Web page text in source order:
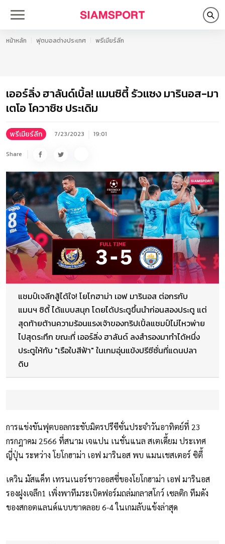
หน้าหลัก ฟุตบอลต่างประเทศ พรีเมียร์ลีก
เออร์ลิ่ง ฮาลันด์เบิ้ล! แมนซิตี้ รัวแซง มารินอส-มา
เตโอ โควาซิช ประเดิม
พรีเมียร์ลีก 7/23/2023 19:01
Share
แชมป์เจลีกสู้ได้ใจ! โยโกฮาม่า เอฟ มารินอส ต่อกรกับ
แมนฯ ซิตี้ ได้แบบสนุก โดยได้ประตูขึ้นนำก่อนสองประตู แต่
สุดท้ายต้านความร้อนแรงเจ้าของทริปเปิ้ลแชมป์ไม่ไหวพ่าย
ไปสุดระทึก ขณะที่ เออร์ลิ่ง ฮาลันด์ ลงสำรองมาทำได้หนึ่ง
ประตูให้กับ "เรือใบสีฟ้า" ในเกมอุ่นแข้งปรีซีซั่นที่แดนปลา
ดิบ
การแข่งขันฟุตบอลกระชับมิตรปรีซีซั่นประจำวันอาทิตย์ที่ 23
กรกฎาคม 2566 ที่สนาม เจแปน เนชั่นแนล สเตเดี้ยม ประเทศ
ญี่ปุ่น ระหว่าง โยโกฮาม่า เอฟ มารินอส พบ แมนเชสเตอร์ ซิตี้
เควิน มัสแค็ท เทรนเนอร์ชาวออสซี่ของโยโกฮาม่า เอฟ มารินอส
รองฝูงเจลีก1 เพิ่งพาทีมระเบิดฟอร์มถล่มกลาสโกว์ เซลติก ทีมดัง
ของสกอตแลนด์แบบขาดลอย 6-4 ในเกมลับแข้งล่าสุด